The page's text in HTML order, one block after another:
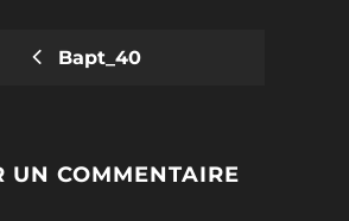
Bapt_40
UN COMMENTAIRE